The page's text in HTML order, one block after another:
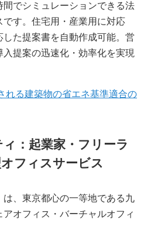
間でシミュレーションできる法
です。住宅用・産業用に対応
した提案書を自動作成可能。営
提案の迅速化・効率化を実現
れる建築物の省エネ基準適合の
：起業家・フリーラ
フィスサービス
は、東京都心の一等地である九
オフィス・バーチャルオフィ